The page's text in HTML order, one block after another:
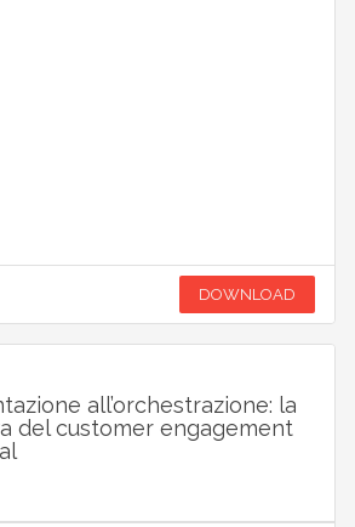
DOWNLOAD
all’orchestrazione: la
del customer engagement